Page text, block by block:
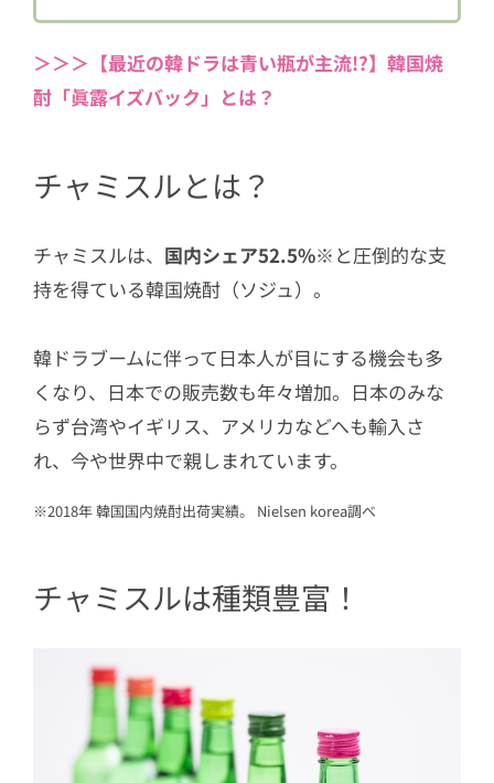
3.3すもも
3.4ストロベリー
3.5グレープフルーツ
4【お酒が苦手な人向け】チャミスルの
飲み方アレンジ
4.1 ソーダ割り
4.2紅茶割り
おすすめ
6缶タイプの「チャミボール」も新登
場！
7飲むだけじゃない！チャミスルの楽し
み方
7.2スマホライトを当てるとより幻想
チャミスルを楽しもう！
＞＞＞【最近の韓ドラは青い瓶が主流!?】韓国焼
酎「眞露イズバック」とは？
チャミスルとは？
チャミスルは、 国内シェア52.5%※ と圧倒的な支
持を得ている韓国焼酎（ソジュ）。
韓ドラブームに伴って日本人が目にする機会も多
くなり、日本での販売数も年々増加。日本のみな
らず台湾やイギリス、アメリカなどへも輸入さ
れ、今や世界中で親しまれています。
※2018年 韓国国内焼酎出荷実績。 Nielsen korea調べ
チャミスルは種類豊富！